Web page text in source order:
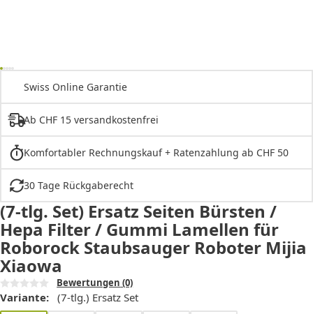
Swiss Online Garantie
Ab CHF 15 versandkostenfrei
Komfortabler Rechnungskauf + Ratenzahlung ab CHF 50
30 Tage Rückgaberecht
(7-tlg. Set) Ersatz Seiten Bürsten /
Hepa Filter / Gummi Lamellen für
Roborock Staubsauger Roboter Mijia
Xiaowa
Bewertungen (0)
Variante: (7-tlg.) Ersatz Set